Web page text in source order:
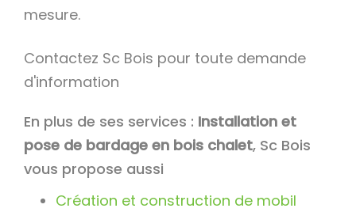
mesure.
Contactez Sc Bois pour toute demande
d'information
En plus de ses services : Installation et
pose de bardage en bois chalet, Sc Bois
vous propose aussi
Création et construction de mobil